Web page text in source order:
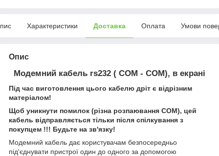
Характеристики Доставка Оплата Умови
Опис
Модемний кабель rs232 ( COM - COM), в екрані
Під час виготовлення цього кабелю дріт є відрізним
матеріалом!
Щоб уникнути помилок (різна розпаювання СОМ), цей
кабель відправляється тільки після спілкування з
покупцем !!! Будьте на зв'язку!
Модемний кабель дає користувачам безпосередньо
під'єднувати пристрої один до одного за допомогою